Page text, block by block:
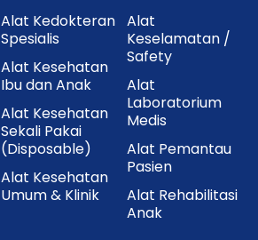
Alat Kedokteran
Spesialis
Alat Kesehatan
Ibu dan Anak
Alat Kesehatan
Sekali Pakai
(Disposable)
Alat Kesehatan
Umum & Klinik
Alat
Keselamatan /
Safety
Alat
Laboratorium
Medis
Alat Pemantau
Pasien
Alat Rehabilitasi
Anak